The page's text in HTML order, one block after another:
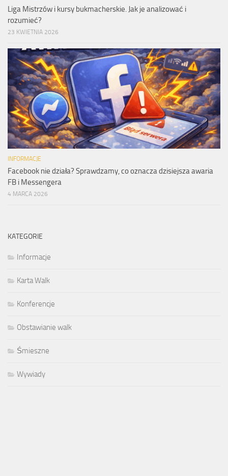
Liga Mistrzów i kursy bukmacherskie. Jak je analizować i
rozumieć?
23 KWIETNIA 2026
INFORMACJE
Facebook nie działa? Sprawdzamy, co oznacza dzisiejsza awaria
FB i Messengera
4 MARCA 2026
KATEGORIE
Informacje
Karta Walk
Konferencje
Obstawianie walk
Śmieszne
Wywiady